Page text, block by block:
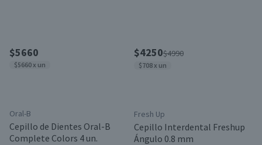
$5660
$5660 x un
Oral-B
Cepillo de Dientes Oral-B
Complete Colors 4 un.
$4250$4990
$708 x un
Fresh Up
Cepillo Interdental Freshup
Ángulo 0.8 mm